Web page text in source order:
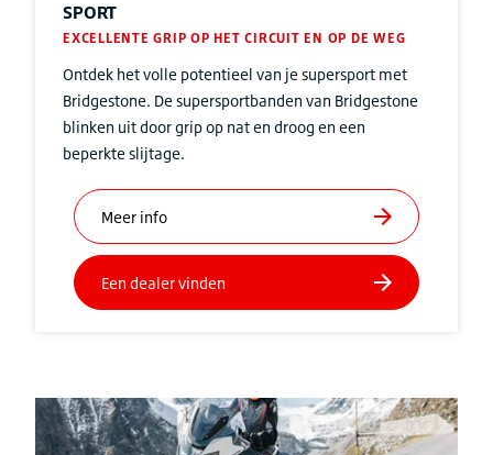
SPORT
EXCELLENTE GRIP OP HET CIRCUIT EN OP DE WEG
Ontdek het volle potentieel van je supersport met
Bridgestone. De supersportbanden van Bridgestone
blinken uit door grip op nat en droog en een
beperkte slijtage.